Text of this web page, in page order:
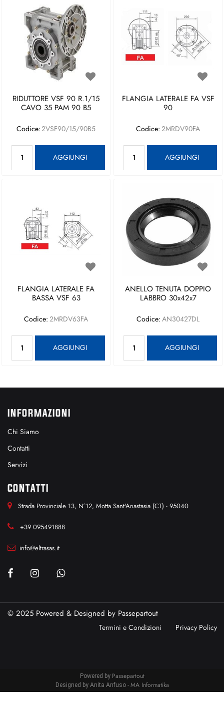
RIDUTTORE VSF 90 R.1/15
CAVO 35 PAM 90 B5
Codice:2VSF90/15/90B5
AGGIUNGI
FLANGIA LATERALE FA VSF
90
Codice: 2MRDV90FA
AGGIUNGI
FLANGIA LATERALE FA
BASSA VSF 63
Codice: 2MRDV63FA
AGGIUNGI
ANELLO TENUTA DOPPIO
LABBRO 30x42x7
Codice: AN30427DL
AGGIUNGI
INFORMAZIONI
Chi Siamo
Contatti
Servizi
CONTATTI
Strada Provinciale 13, N°12, Motta Sant'Anastasia (CT) - 95040
+39 095491888
info@eltrasas.it
© 2025 Powered & Designed by Passepartout
Termini e Condizioni Privacy Policy
Powered by Passepartout
Designed by Anita Anfuso - MA Informatika